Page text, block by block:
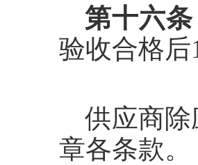
第十六条
验收合格后
供应商
章各条款。